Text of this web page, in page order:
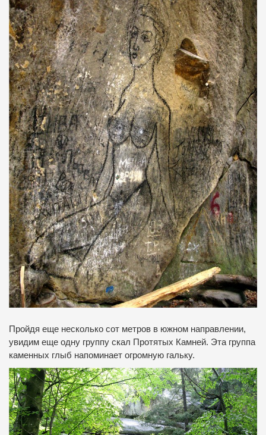
Пройдя еще несколько сот метров в южном направлении,
увидим еще одну группу скал Протятых Камней. Эта группа
каменных глыб напоминает огромную гальку.